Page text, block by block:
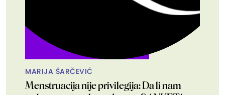
MARIJA ŠARČEVIĆ
Menstruacija nije privilegija: Da li nam